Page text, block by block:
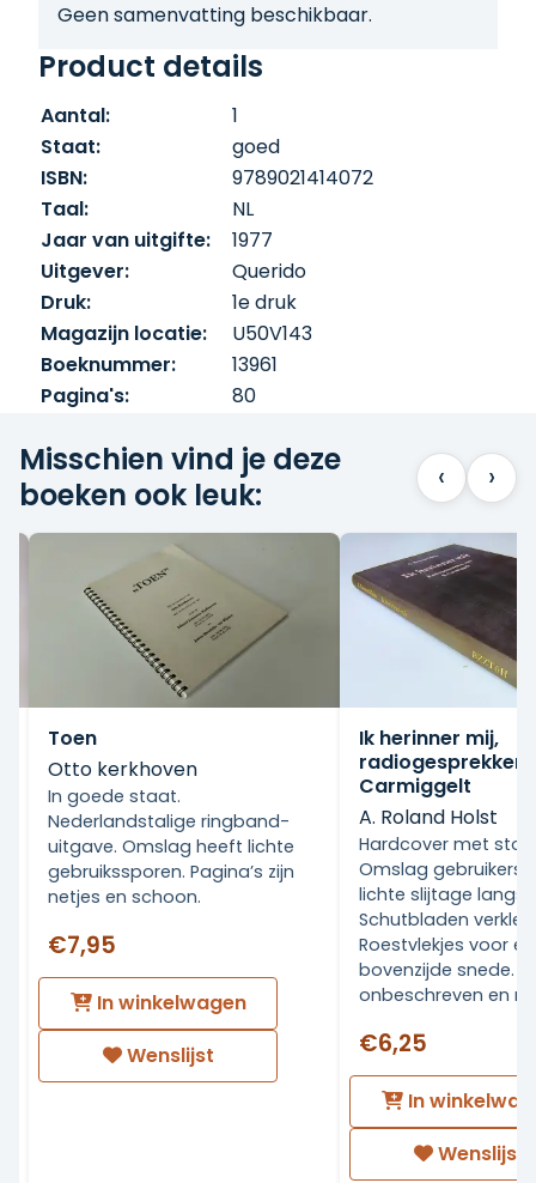
Geen samenvatting beschikbaar.
Product details
Aantal:
1
Staat:
goed
ISBN:
9789021414072
Taal:
NL
Jaar van uitgifte:
1977
Uitgever:
Querido
Druk:
1e druk
Magazijn locatie:
U50V143
Boeknummer:
13961
Pagina's:
80
Misschien vind je deze
boeken ook leuk:
‹ ›
Toen
Otto kerkhoven
In goede staat.
Nederlandstalige ringband-
uitgave. Omslag heeft lichte
gebruikssporen. Pagina’s zijn
netjes en schoon.
€7,95
In winkelwagen
Wenslijst
Ik herinner mij,
radiogesprekken
Carmiggelt
A. Roland Holst
Hardcover met
Omslag
lichte slijtage langs
Schutbladen
Roestvlekjes voor en
bovenzijde snede.
onbeschreven en
€6,25
In
Wenslijst